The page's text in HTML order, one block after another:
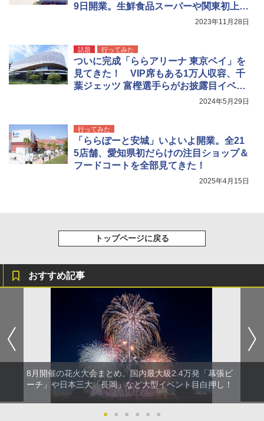
￥7,884
9日開業。生鮮食品スーパーや関東初上陸
カフェなど全36店舗、さっそく注目テナ
2023年11月28日
話題 行ってみた
ついに完成「ららアリーナ 東京ベイ」を
見てきた！ VIP席もある1万人収容、千
葉ジェッツ 富樫選手らがお披露目イベン
2024年5月29日
行ってみた
「ららぽーと安城」いよいよ開業。全21
5店舗、愛知県初だらけの注目ショップ＆
フードコートを全部見てきた！
2025年4月15日
トップページに戻る
おすすめ記事
8月開催の花火大会まとめ。国内最大級2.4万発「幕張ビ
ーチ」や日本三大「長岡」など大型イベント目白押し！
● ● ● ● ● ●